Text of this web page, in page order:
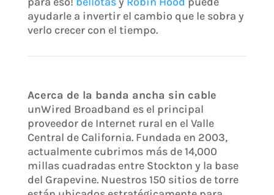
ayudarle a invertir el cambio que le sobra y
verlo crecer con el tiempo.
Acerca de la banda ancha sin cable
unWired Broadband es el principal
proveedor de Internet rural en el Valle
Central de California. Fundada en 2003,
actualmente cubrimos más de 14,000
millas cuadradas entre Stockton y la base
del Grapevine. Nuestros 150 sitios de torre